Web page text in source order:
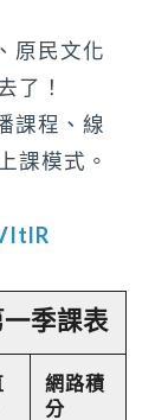
原民文化
了！
課程、線
課模式。
季課表
網路積
分